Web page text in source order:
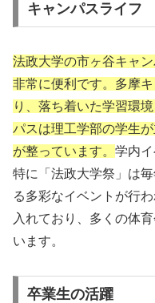
キャンパスライフ
法政大学の市ヶ谷キャ
非常に便利です。多摩
り、落ち着いた学習環
パスは理工学部の学生
が整っています。 学内
特に「法政大学祭」は
る多彩なイベントが行
入れており、多くの体
います。
卒業生の活躍